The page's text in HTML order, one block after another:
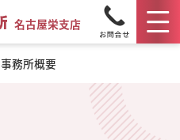
名古屋栄支店
事務所概要